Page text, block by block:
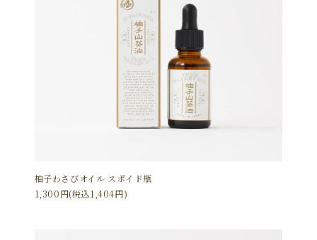
柚子わさびオイル スポイド瓶
1,300円(税込1,404円)